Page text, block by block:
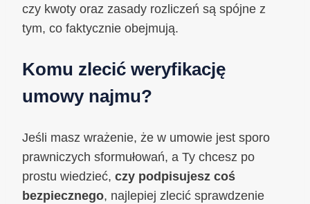
czy kwoty oraz zasady rozliczeń są spójne z
tym, co faktycznie obejmują.
Komu zlecić weryfikację
umowy najmu?
Jeśli masz wrażenie, że w umowie jest sporo
prawniczych sformułowań, a Ty chcesz po
prostu wiedzieć, czy podpisujesz coś
bezpiecznego, najlepiej zlecić sprawdzenie